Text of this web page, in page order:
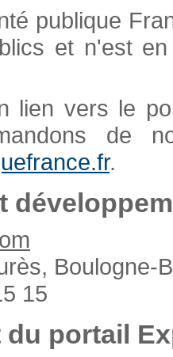
publique
et n'est
lien vers le
de
.
Boulogne-
15
du portail